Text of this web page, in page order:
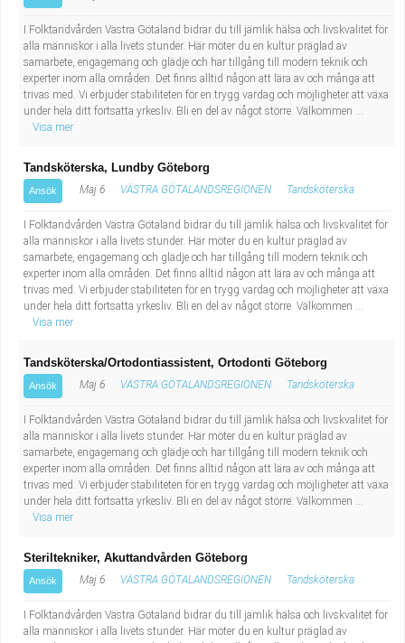
I Folktandvården Västra Götaland bidrar du till jämlik hälsa och livskvalitet för
alla människor i alla livets stunder. Här möter du en kultur präglad av
samarbete, engagemang och glädje och har tillgång till modern teknik och
experter inom alla områden. Det finns alltid någon att lära av och många att
trivas med. Vi erbjuder stabiliteten för en trygg vardag och möjligheter att växa
under hela ditt fortsatta yrkesliv. Bli en del av något större. Välkommen ...
Visa mer
Tandsköterska, Lundby Göteborg
Ansök Maj 6 VÄSTRA GÖTALANDSREGIONEN Tandsköterska
I Folktandvården Västra Götaland bidrar du till jämlik hälsa och livskvalitet för
alla människor i alla livets stunder. Här möter du en kultur präglad av
samarbete, engagemang och glädje och har tillgång till modern teknik och
experter inom alla områden. Det finns alltid någon att lära av och många att
trivas med. Vi erbjuder stabiliteten för en trygg vardag och möjligheter att växa
under hela ditt fortsatta yrkesliv. Bli en del av något större. Välkommen ...
Visa mer
Tandsköterska/Ortodontiassistent, Ortodonti Göteborg
Ansök Maj 6 VÄSTRA GÖTALANDSREGIONEN Tandsköterska
I Folktandvården Västra Götaland bidrar du till jämlik hälsa och livskvalitet för
alla människor i alla livets stunder. Här möter du en kultur präglad av
samarbete, engagemang och glädje och har tillgång till modern teknik och
experter inom alla områden. Det finns alltid någon att lära av och många att
trivas med. Vi erbjuder stabiliteten för en trygg vardag och möjligheter att växa
under hela ditt fortsatta yrkesliv. Bli en del av något större. Välkommen ...
Visa mer
Steriltekniker, Akuttandvården Göteborg
Ansök Maj 6 VÄSTRA GÖTALANDSREGIONEN Tandsköterska
I Folktandvården Västra Götaland bidrar du till jämlik hälsa och livskvalitet för
alla människor i alla livets stunder. Här möter du en kultur präglad av